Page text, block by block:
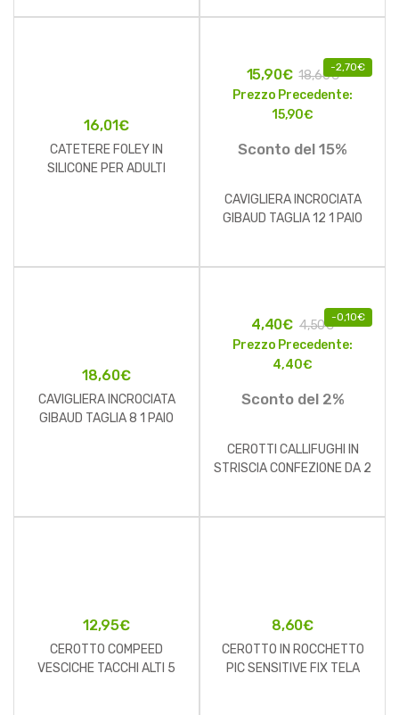
16,01€
CATETERE FOLEY IN
SILICONE PER ADULTI
-2,70€
15,90€ 18,60€
Prezzo Precedente:
15,90€
Sconto del 15%
CAVIGLIERA INCROCIATA
GIBAUD TAGLIA 12 1 PAIO
18,60€
CAVIGLIERA INCROCIATA
GIBAUD TAGLIA 8 1 PAIO
-0,10€
4,40€ 4,50€
Prezzo Precedente:
4,40€
Sconto del 2%
CEROTTI CALLIFUGHI IN
STRISCIA CONFEZIONE DA 2
12,95€
CEROTTO COMPEED
VESCICHE TACCHI ALTI 5
8,60€
CEROTTO IN ROCCHETTO
PIC SENSITIVE FIX TELA